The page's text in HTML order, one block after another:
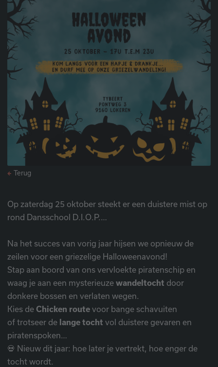
Terug
Op zaterdag 25 oktober steekt er een duistere mist op
rond Dansschool D.I.O.P.…
Na het succes van vorig jaar hijsen we opnieuw de
zeilen voor een griezelige Halloweenavond!
Stap aan boord van ons vervloekte piratenschip en
waag je aan een mysterieuze wandeltocht door
donkere bossen en verlaten wegen.
Kies de Chicken route voor bange schavuiten
of trotseer de lange tocht vol duistere gevaren en
piratenspoken…
💀 Nieuw dit jaar: hoe later je vertrekt, hoe enger de
tocht wordt.